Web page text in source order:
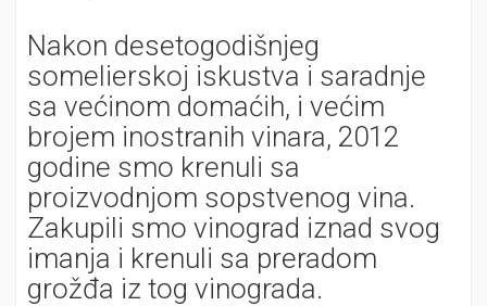
Nakon desetogodišnjeg
somelierskoj iskustva i saradnje
sa većinom domaćih, i većim
brojem inostranih vinara, 2012
godine smo krenuli sa
proizvodnjom sopstvenog vina.
Zakupili smo vinograd iznad svog
imanja i krenuli sa preradom
grožđa iz tog vinograda.